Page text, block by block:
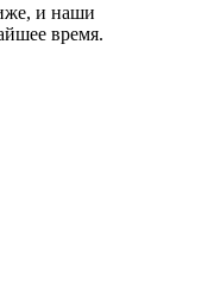
и наши
время.